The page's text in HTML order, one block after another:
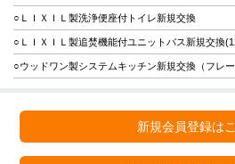
○ＬＩＸＩＬ製洗浄便座付トイレ新規交換
○ＬＩＸＩＬ製追焚機能付ユニットバス新規交換
○ウッドワン製システムキッチン新規交換（フ
新規会員登録は